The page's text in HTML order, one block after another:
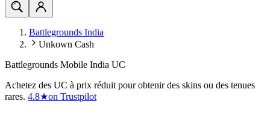
Battlegrounds India
Unkown Cash
Battlegrounds Mobile India UC
Achetez des UC à prix réduit pour obtenir des skins ou des tenues
rares. 4.8★on Trustpilot